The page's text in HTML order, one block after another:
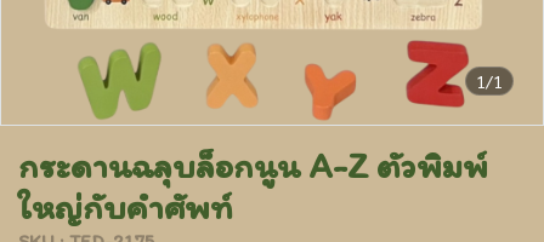
1/1
กระดานฉลุบล็อกนูน A-Z ตัวพิมพ์
ใหญ่กับคำศัพท์